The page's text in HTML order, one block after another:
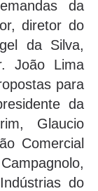
da
diretor do
da Silva,
João Lima
para
da
Glaucio
Comercial
do